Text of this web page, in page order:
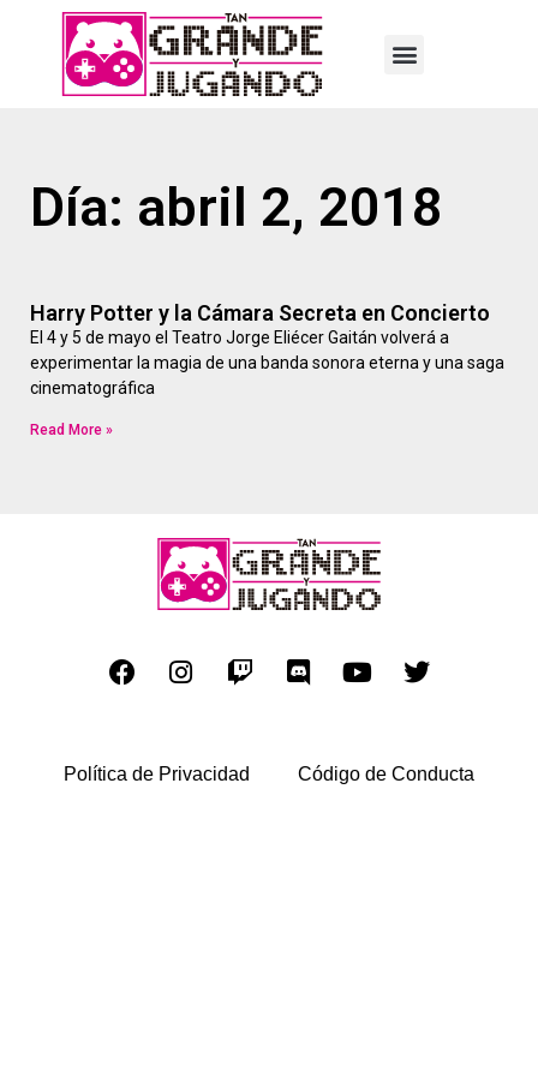
Día: abril 2, 2018
Harry Potter y la Cámara Secreta en Concierto
El 4 y 5 de mayo el Teatro Jorge Eliécer Gaitán volverá a
experimentar la magia de una banda sonora eterna y una saga
cinematográfica
Read More »
Política de Privacidad​ Código de Conducta​